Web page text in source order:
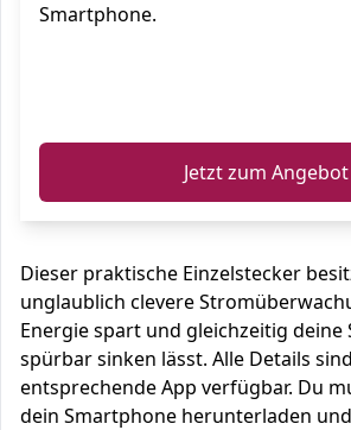
Smartphone.
Jetzt zum Angebot
Dieser praktische Einzelstecker
unglaublich clevere
Energie spart und gleichzeitig
spürbar sinken lässt. Alle Details
entsprechende App verfügbar. Du
dein Smartphone herunterladen